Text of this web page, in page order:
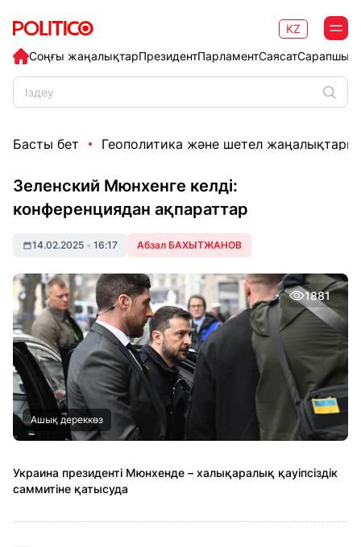
Соңғы жаңалықтарПрезидентПарламентСаясат
KZ
Басты бет Геополитика және шетел жаңалықтары
Зеленский Мюнхенге келді:
конференциядан ақпараттар
14.02.2025 • 16:17 Абзал БАХЫТЖАНОВ
1881
Ашық дереккөз
Украина президенті Мюнхенде – халықаралық қауіпсіздік
саммитіне қатысуда